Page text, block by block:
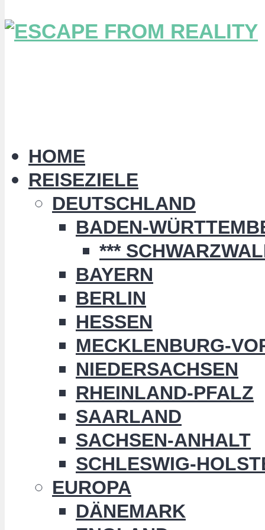
HOME
REISEZIELE
DEUTSCHLAND
BADEN-
***
BAYERN
BERLIN
HESSEN
MECKLENBURG-
NIEDERSACHSEN
RHEINLAND-PFALZ
SAARLAND
SACHSEN-ANHALT
SCHLESWIG-
EUROPA
DÄNEMARK